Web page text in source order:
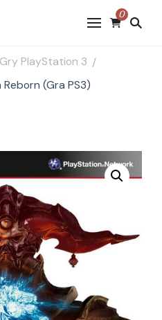
0
Gry PlayStation 3 /
Reborn (Gra PS3)